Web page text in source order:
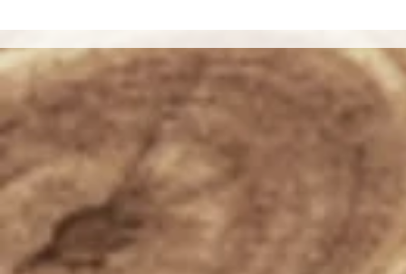
花は見ら
われる